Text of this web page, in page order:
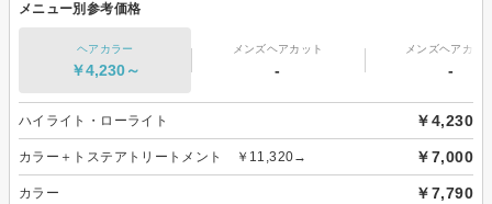
メニュー別参考価格
ヘアカラー
￥4,230～
メンズヘアカット
-
メンズヘアカラ
-
ハイライト・ローライト ￥4,230
カラー＋トステアトリートメント ￥11,320→ ￥7,000
カラー ￥7,790